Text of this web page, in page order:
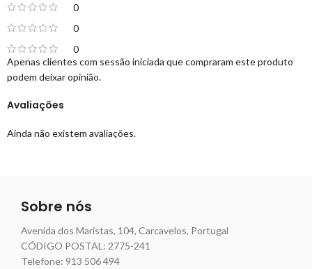
0
0
0
Avaliações
Ainda não existem avaliações.
Apenas clientes com sessão iniciada que compraram este produto
podem deixar opinião.
Sobre nós
Avenida dos Maristas, 104, Carcavelos, Portugal
CÓDIGO POSTAL: 2775-241
Telefone: 913 506 494